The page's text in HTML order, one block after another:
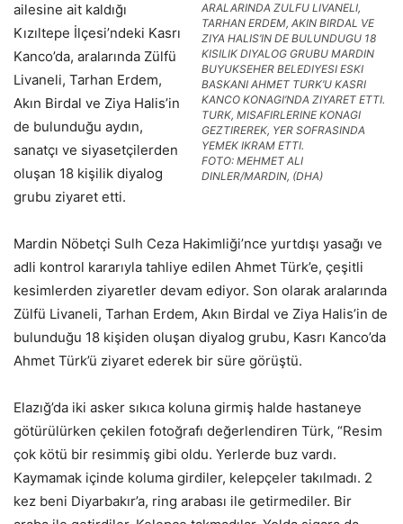
ARALARINDA ZULFU LIVANELI,
TARHAN ERDEM, AKIN BIRDAL VE
ZIYA HALIS’IN DE BULUNDUGU 18
KISILIK DIYALOG GRUBU MARDIN
BUYUKSEHER BELEDIYESI ESKI
BASKANI AHMET TURK’U KASRI
KANCO KONAGI’NDA ZIYARET ETTI.
TURK, MISAFIRLERINE KONAGI
GEZTIREREK, YER SOFRASINDA
YEMEK IKRAM ETTI.
FOTO: MEHMET ALI
DINLER/MARDIN, (DHA)
ailesine ait kaldığı
Kızıltepe İlçesi’ndeki Kasrı
Kanco’da, aralarında Zülfü
Livaneli, Tarhan Erdem,
Akın Birdal ve Ziya Halis’in
de bulunduğu aydın,
sanatçı ve siyasetçilerden
oluşan 18 kişilik diyalog
grubu ziyaret etti.
Mardin Nöbetçi Sulh Ceza Hakimliği’nce yurtdışı yasağı ve
adli kontrol kararıyla tahliye edilen Ahmet Türk’e, çeşitli
kesimlerden ziyaretler devam ediyor. Son olarak aralarında
Zülfü Livaneli, Tarhan Erdem, Akın Birdal ve Ziya Halis’in de
bulunduğu 18 kişiden oluşan diyalog grubu, Kasrı Kanco’da
Ahmet Türk’ü ziyaret ederek bir süre görüştü.
Elazığ’da iki asker sıkıca koluna girmiş halde hastaneye
götürülürken çekilen fotoğrafı değerlendiren Türk, “Resim
çok kötü bir resimmiş gibi oldu. Yerlerde buz vardı.
Kaymamak içinde koluma girdiler, kelepçeler takılmadı. 2
kez beni Diyarbakır’a, ring arabası ile getirmediler. Bir